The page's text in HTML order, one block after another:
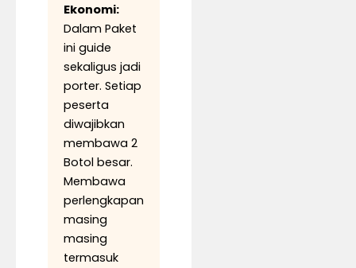
Ekonomi:
Dalam Paket
ini guide
sekaligus jadi
porter. Setiap
peserta
diwajibkan
membawa 2
Botol besar.
Membawa
perlengkapan
masing
masing
termasuk